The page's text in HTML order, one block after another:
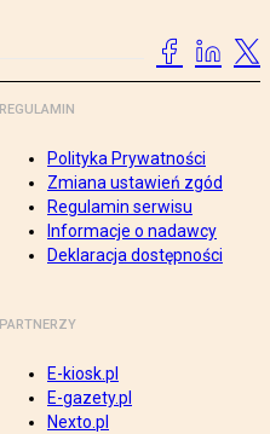
REGULAMIN
Polityka Prywatności
Zmiana ustawień zgód
Regulamin serwisu
Informacje o nadawcy
Deklaracja dostępności
PARTNERZY
E-kiosk.pl
E-gazety.pl
Nexto.pl